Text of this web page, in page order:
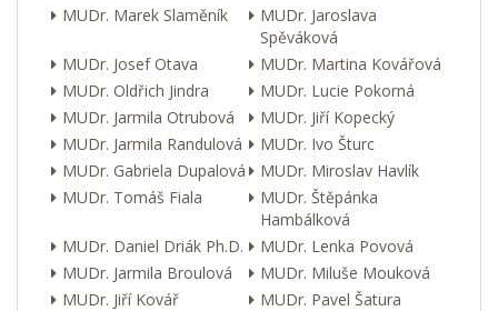
MUDr. Marek Slaměník
MUDr. Jaroslava
Spěváková
MUDr. Josef Otava
MUDr. Martina Kovářová
MUDr. Oldřich Jindra
MUDr. Lucie Pokorná
MUDr. Jarmila Otrubová
MUDr. Jiří Kopecký
MUDr. Jarmila Randulová
MUDr. Ivo Šturc
MUDr. Gabriela Dupalová
MUDr. Miroslav Havlík
MUDr. Tomáš Fiala
MUDr. Štěpánka
Hambálková
MUDr. Daniel Driák Ph.D.
MUDr. Lenka Povová
MUDr. Jarmila Broulová
MUDr. Miluše Mouková
MUDr. Jiří Kovář
MUDr. Pavel Šatura